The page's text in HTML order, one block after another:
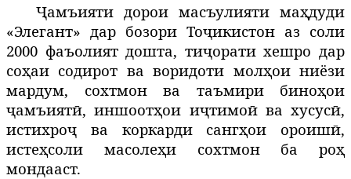
Ҷамъияти дорои масъулияти маҳдуди
«Элегант» дар бозори Тоҷикистон аз соли
2000 фаъолият дошта, тиҷорати хешро дар
соҳаи содирот ва воридоти молҳои ниёзи
мардум, сохтмон ва таъмири биноҳои
ҷамъиятӣ, иншоотҳои иҷтимоӣ ва хусусӣ,
истихроҷ ва коркарди сангҳои ороишӣ,
истеҳсоли масолеҳи сохтмон ба роҳ
мондааст.